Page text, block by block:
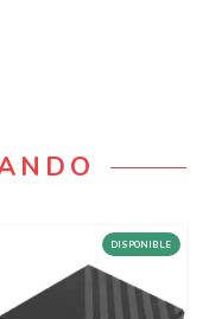
DISPONIBLE